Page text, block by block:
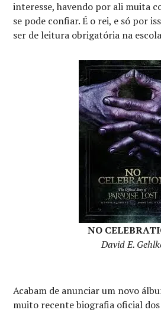
interesse, havendo por ali muita
se pode confiar. É o rei, e só por
ser de leitura obrigatória na
NO
David E.
Acabam de anunciar um novo
muito recente biografia oficial